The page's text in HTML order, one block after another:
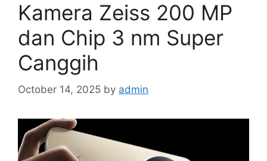
Kamera Zeiss 200 MP
dan Chip 3 nm Super
Canggih
October 14, 2025 by admin